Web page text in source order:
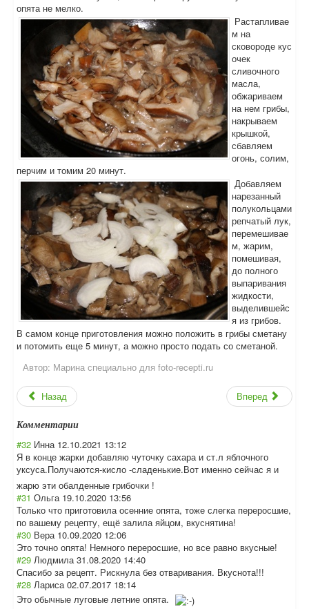
опята не мелко.
Растапливае
м на
сковороде кус
очек
сливочного
масла,
обжариваем
на нем грибы,
накрываем
крышкой,
сбавляем
огонь, солим,
перчим и томим 20 минут.
Добавляем
нарезанный
полукольцами
репчатый лук,
перемешивае
м, жарим,
помешивая,
до полного
выпаривания
жидкости,
выделившейс
я из грибов.
В самом конце приготовления можно положить в грибы сметану
и потомить еще 5 минут, а можно просто подать со сметаной.
Автор: Марина специально для foto-recepti.ru
Назад Вперед
Комментарии
#32 Инна 12.10.2021 13:12
Я в конце жарки добавляю чуточку сахара и ст.л яблочного
уксуса.Получаются-кисло -сладенькие.Вот именно сейчас я и
жарю эти обалденные грибочки !
#31 Ольга 19.10.2020 13:56
Только что приготовила осенние опята, тоже слегка переросшие,
по вашему рецепту, ещё залила яйцом, вкуснятина!
#30 Вера 10.09.2020 12:06
Это точно опята! Немного переросшие, но все равно вкусные!
#29 Людмила 31.08.2020 14:40
Спасибо за рецепт. Рискнула без отваривания. Вкуснота!!!
#28 Лариса 02.07.2017 18:14
Это обычные луговые летние опята.